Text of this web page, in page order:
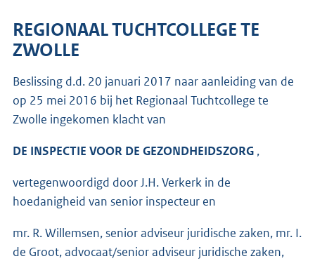
REGIONAAL TUCHTCOLLEGE TE
ZWOLLE
Beslissing d.d. 20 januari 2017 naar aanleiding van de
op 25 mei 2016 bij het Regionaal Tuchtcollege te
Zwolle ingekomen klacht van
DE INSPECTIE VOOR DE GEZONDHEIDSZORG ,
vertegenwoordigd door J.H. Verkerk in de
hoedanigheid van senior inspecteur en
mr. R. Willemsen, senior adviseur juridische zaken, mr. I.
de Groot, advocaat/senior adviseur juridische zaken,